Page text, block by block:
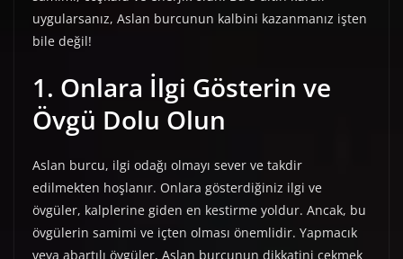
uygularsanız, Aslan burcunun kalbini kazanmanız işten
bile değil!
1. Onlara İlgi Gösterin ve
Övgü Dolu Olun
Aslan burcu, ilgi odağı olmayı sever ve takdir
edilmekten hoşlanır. Onlara gösterdiğiniz ilgi ve
övgüler, kalplerine giden en kestirme yoldur. Ancak, bu
övgülerin samimi ve içten olması önemlidir. Yapmacık
veya abartılı övgüler, Aslan burcunun dikkatini çekmek